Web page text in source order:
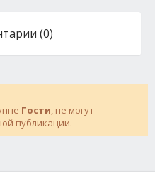
(0)
Гости, не могут
публикации.